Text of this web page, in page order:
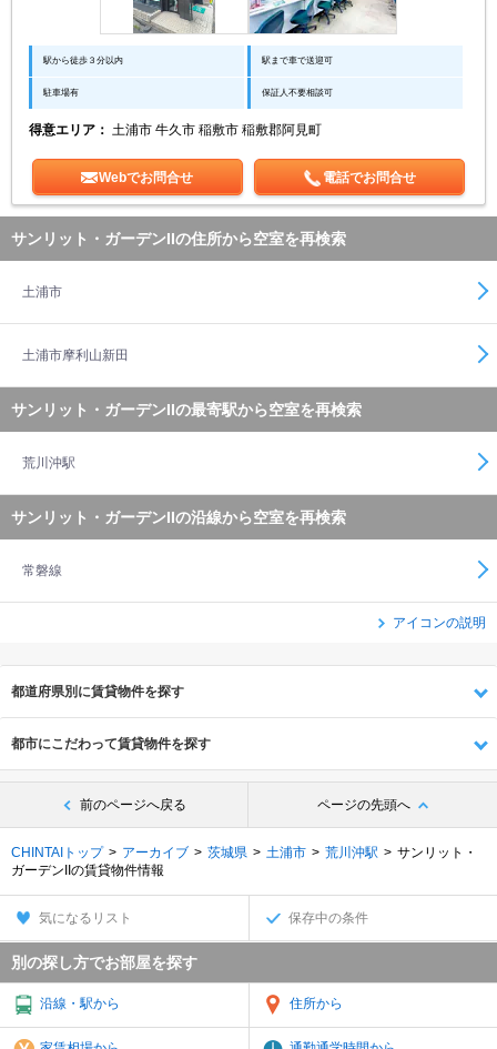
駅から徒歩３分以内 駅まで車で送迎可
駐車場有 保証人不要相談可
得意エリア： 土浦市 牛久市 稲敷市 稲敷郡阿見町
Webでお問合せ 電話でお問合せ
サンリット・ガーデンIIの住所から空室を再検索
土浦市
土浦市摩利山新田
サンリット・ガーデンIIの最寄駅から空室を再検索
荒川沖駅
サンリット・ガーデンIIの沿線から空室を再検索
常磐線
アイコンの説明
都道府県別に賃貸物件を探す
都市にこだわって賃貸物件を探す
前のページへ戻る ページの先頭へ
CHINTAIトップ アーカイブ 茨城県 土浦市 荒川沖駅
サンリット・
ガーデンIIの賃貸物件情報
気になるリスト 保存中の条件
別の探し方でお部屋を探す
沿線・駅から 住所から